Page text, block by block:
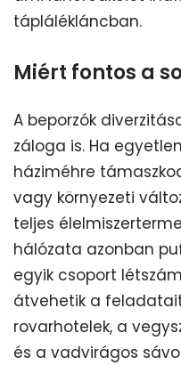
táplálékláncban.
Miért fontos a
A beporzók
záloga is. Ha
háziméhre
vagy környezeti
teljes
hálózata azonban
egyik csoport
átvehetik a
rovarhotelek, a
és a vadvirágos